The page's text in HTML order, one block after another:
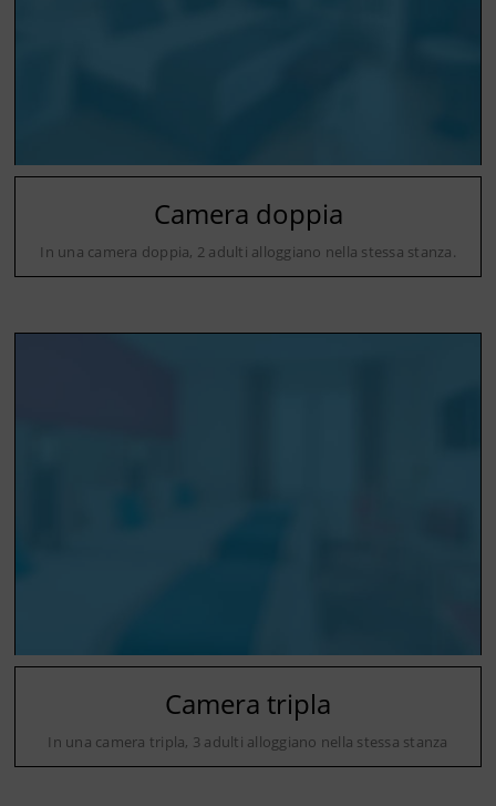
Camera doppia
In una camera doppia, 2 adulti alloggiano nella stessa stanza.
Camera tripla
In una camera tripla, 3 adulti alloggiano nella stessa stanza